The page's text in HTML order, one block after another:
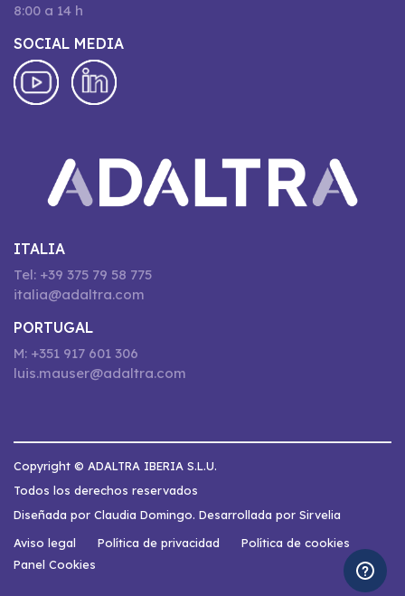
8:00 a 14 h
SOCIAL MEDIA
ITALIA
Tel: +39 375 79 58 775
italia@adaltra.com
PORTUGAL
M: +351 917 601 306
luis.mauser@adaltra.com
Copyright © ADALTRA IBERIA S.L.U.
Todos los derechos reservados
Diseñada por Claudia Domingo. Desarrollada por Sirvelia
Aviso legal
Política de privacidad
Política de cookies
Panel Cookies